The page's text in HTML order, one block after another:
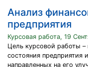
Анализ
предприятия
Курсовая работа, 19
Цель курсовой работы –
состояния предприятия
направленных на его